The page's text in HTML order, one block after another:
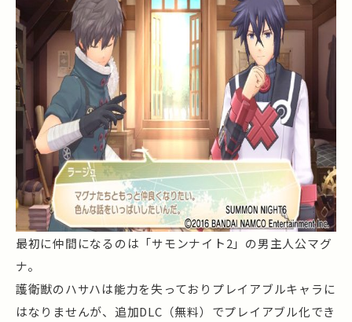
最初に仲間になるのは「サモンナイト2」の男主人公マグ
ナ。
護衛獣のハサハは能力を失っておりプレイアブルキャラに
はなりませんが、追加DLC（無料）でプレイアブル化でき